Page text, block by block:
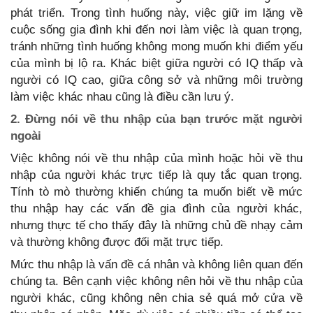
phát triển. Trong tình huống này, việc giữ im lặng về
cuộc sống gia đình khi đến nơi làm việc là quan trọng,
tránh những tình huống không mong muốn khi điểm yếu
của mình bị lộ ra. Khác biệt giữa người có IQ thấp và
người có IQ cao, giữa công sở và những môi trường
làm việc khác nhau cũng là điều cần lưu ý.
2. Đừng nói về thu nhập của bạn trước mặt người
ngoài
Việc không nói về thu nhập của mình hoặc hỏi về thu
nhập của người khác trực tiếp là quy tắc quan trọng.
Tính tò mò thường khiến chúng ta muốn biết về mức
thu nhập hay các vấn đề gia đình của người khác,
nhưng thực tế cho thấy đây là những chủ đề nhạy cảm
và thường không được đối mặt trực tiếp.
Mức thu nhập là vấn đề cá nhân và không liên quan đến
chúng ta. Bên cạnh việc không nên hỏi về thu nhập của
người khác, cũng không nên chia sẻ quá mở cửa về